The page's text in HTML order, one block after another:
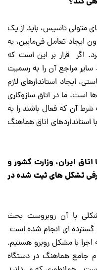
متولی تاسیس، باید از یک
ایجاد تعامل فی‌مابین، به
اگر قرار بر این است که
مراجع آن را به رسمیت
ایجاد استاندارهای لازم
است. ما در اتاق سازوکاری
آن که فعال باشند را به
استانداردهای اتاق هماهنگ
ایران، وزارت کشور و
تشکل های ثبت شده در
با آن روبروست بحث
گسترده ای انجام شده است
با مشکل روبرو هستیم.
جامع هماهنگ در دستگاه